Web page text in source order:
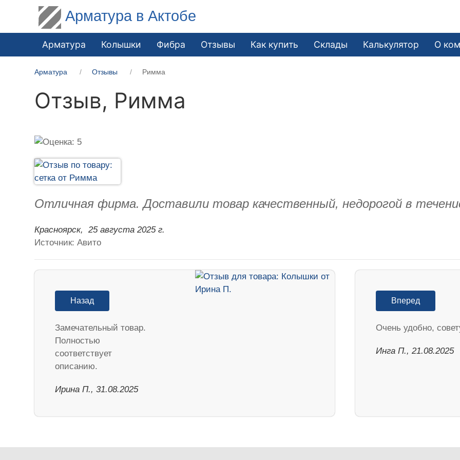
Арматура в Актобе
Арматура Колышки Фибра Отзывы Как купить Склады Калькулятор О
Арматура Отзывы Римма
Отзыв, Римма
Отличная фирма. Доставили товар качественный, недорогой в
Красноярск,
25 августа 2025 г.
Источник: Авито
Назад
Замечательный товар.
Полностью
соответствует
описанию.
Ирина П., 31.08.2025
Вперед
Очень удобно,
Инга П., 21.08.2025